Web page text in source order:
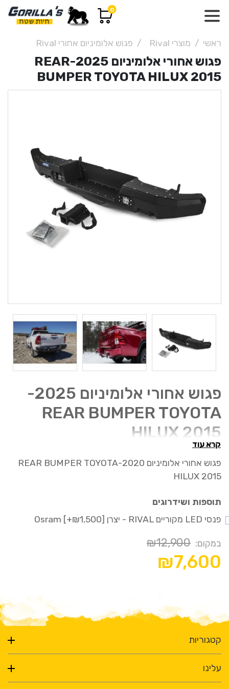
0
ראשי מוצרי Rival פגוש אלומיניום אחורי Rival
פגוש אחורי אלומיניום 2025-REAR
BUMPER TOYOTA HILUX 2015
פגוש אחורי אלומיניום 2025-
REAR BUMPER TOYOTA
HILUX 2015
פגוש אלומיניום ברמה הגבוה
ביותר!
פגוש אלומיניום שמאפשר זווית נטישה טובה יותר לרכב
כולל נקודות משיכה וגרירה
כולל רסיבר נקבה 50X50
קרא עוד
פגוש אחורי אלומיניום 2020-REAR BUMPER TOYOTA
HILUX 2015
תוספות ושידרוגים
פנסי LED מקוריים RIVAL - יצרן Osram [+₪1,500]
במקום: ₪12,900
₪7,600
קטגוריות
עלינו